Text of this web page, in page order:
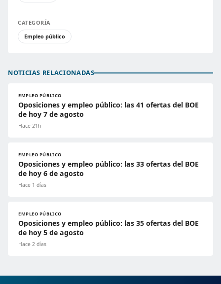
CATEGORÍA
Empleo público
NOTICIAS RELACIONADAS
EMPLEO PÚBLICO
Oposiciones y empleo público: las 41 ofertas del BOE
de hoy 7 de agosto
Hace 21h
EMPLEO PÚBLICO
Oposiciones y empleo público: las 33 ofertas del BOE
de hoy 6 de agosto
Hace 1 días
EMPLEO PÚBLICO
Oposiciones y empleo público: las 35 ofertas del BOE
de hoy 5 de agosto
Hace 2 días